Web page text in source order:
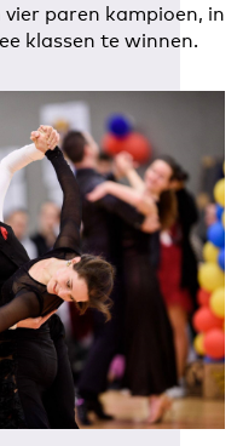
paren kampioen, in
klassen te winnen.